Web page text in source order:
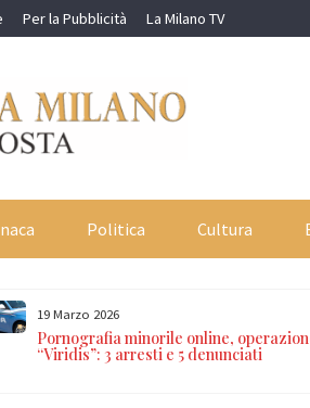
Per la Pubblicità La Milano TV
Politica Cultura
19 Marzo 2026
Pornografia minorile online,
“Viridis”: 3 arresti e 5 denunciati